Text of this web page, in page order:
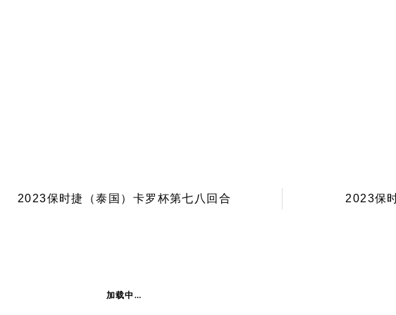
2023保时捷（泰国）卡罗杯第七八回合 2023保
加载中…